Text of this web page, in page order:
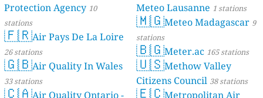
Protection Agency 10
stations
🇫🇷Air Pays De La Loire
26 stations
🇬🇧Air Quality In Wales
33 stations
🇨🇦Air Quality Ontario -
Meteo Lausanne 1 stations
🇲🇬Meteo Madagascar 9
stations
🇧🇬Meter.ac 165 stations
🇺🇸Methow Valley
Citizens Council 38 stations
🇪🇨Metropolitan Air